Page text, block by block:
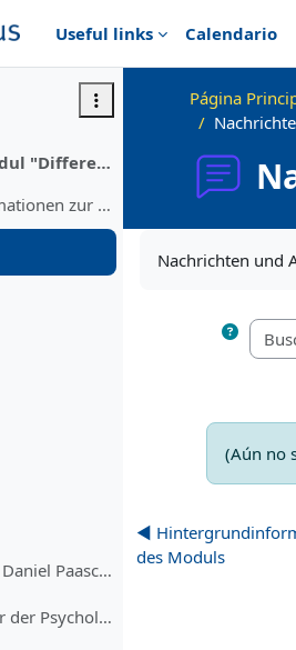
Useful links
Calendario
Vorwort zum Modul "Differentielle und Persönlichkeitspsychologie im Kontext der Schule"
Hintergrundinformationen zur Entstehung des Moduls
Karin Schweizer & Daniel Paasch, Nürnberg
Einführung, Fächer der Psychologie, Abgrenzung Allgemeine/Differentielle Psychologie
Página
Nachrichten und
(Aún no
◀︎
des Moduls